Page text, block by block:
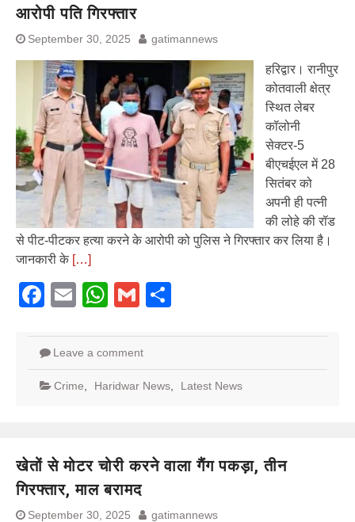
आरोपी पति गिरफ्तार
September 30, 2025 gatimannews
हरिद्वार। रानीपुर
कोतवाली क्षेत्र
स्थित लेबर
कॉलोनी
सेक्टर-5
बीएचईएल में 28
सितंबर को
अपनी ही पत्नी
की लोहे की रॉड
से पीट-पीटकर हत्या करने के आरोपी को पुलिस ने गिरफ्तार कर लिया है।
जानकारी के […]
Facebook
EmailWhatsApp
Gmail
Leave a comment
Crime Haridwar News Latest News
खेतों से मोटर चोरी करने वाला गैंग पकड़ा, तीन
गिरफ्तार, माल बरामद
September 30, 2025 gatimannews